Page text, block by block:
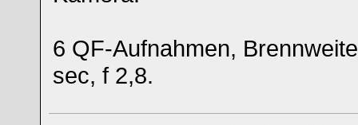
6 QF-Aufnahmen,
sec, f 2,8.